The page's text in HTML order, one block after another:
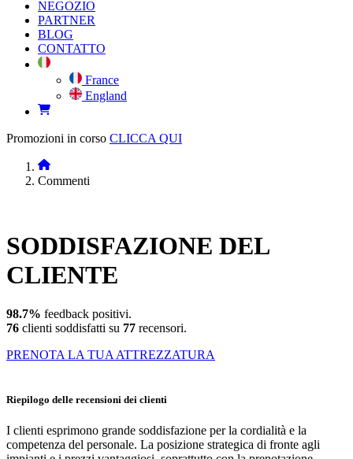
NEGOZIO
PARTNER
BLOG
CONTATTO
France
England
Promozioni in corso CLICCA QUI
Commenti
SODDISFAZIONE DEL
CLIENTE
98.7% feedback positivi.
76 clienti soddisfatti su 77 recensori.
PRENOTA LA TUA ATTREZZATURA
Riepilogo delle recensioni dei clienti
I clienti esprimono grande soddisfazione per la cordialità e la
competenza del personale. La posizione strategica di fronte agli